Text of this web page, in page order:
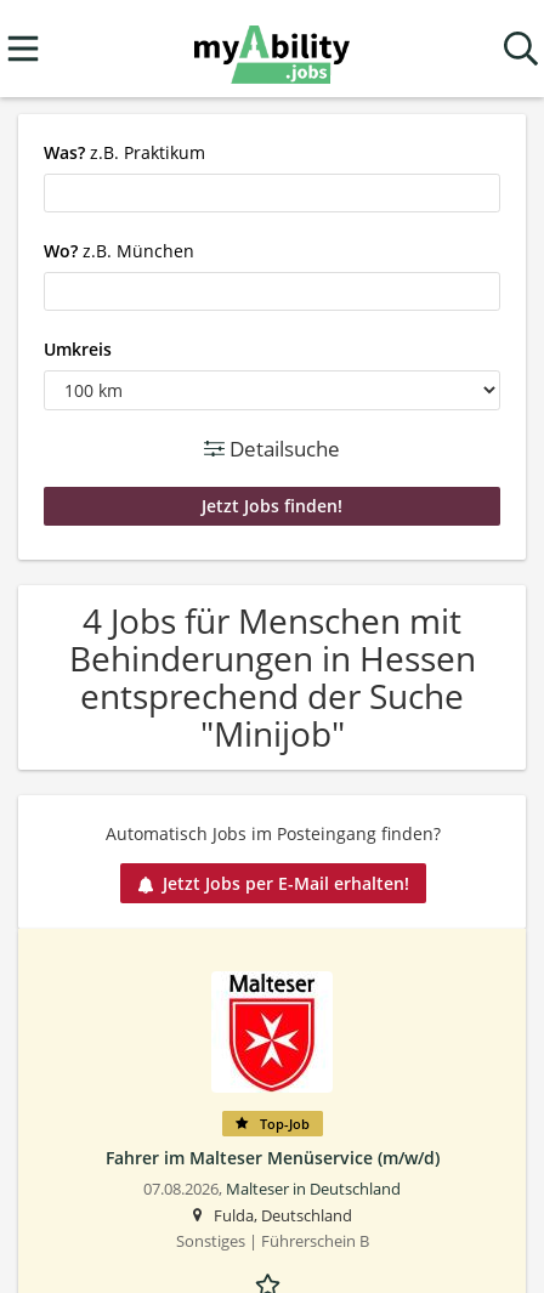
Was? z.B. Praktikum
Wo? z.B. München
Umkreis
Detailsuche
4 Jobs für Menschen mit
Behinderungen in Hessen
entsprechend der Suche
"Minijob"
Automatisch Jobs im Posteingang finden?
Jetzt Jobs per E-Mail erhalten!
Top-Job
Fahrer im Malteser Menüservice (m/w/d)
07.08.2026, Malteser in Deutschland
Fulda, Deutschland
Sonstiges | Führerschein B